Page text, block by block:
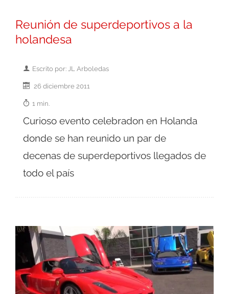
Reunión de superdeportivos a la
holandesa
Escrito por: JL Arboledas
26 diciembre 2011
1 min.
Curioso evento celebradon en Holanda
donde se han reunido un par de
decenas de superdeportivos llegados de
todo el país